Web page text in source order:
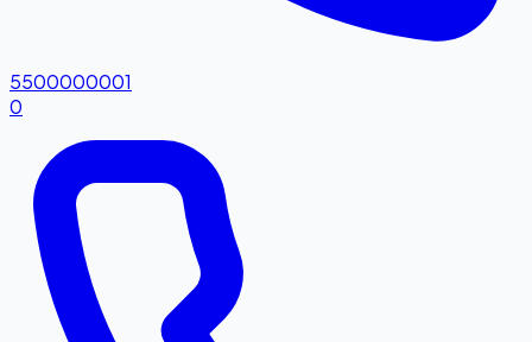
5500000001
0